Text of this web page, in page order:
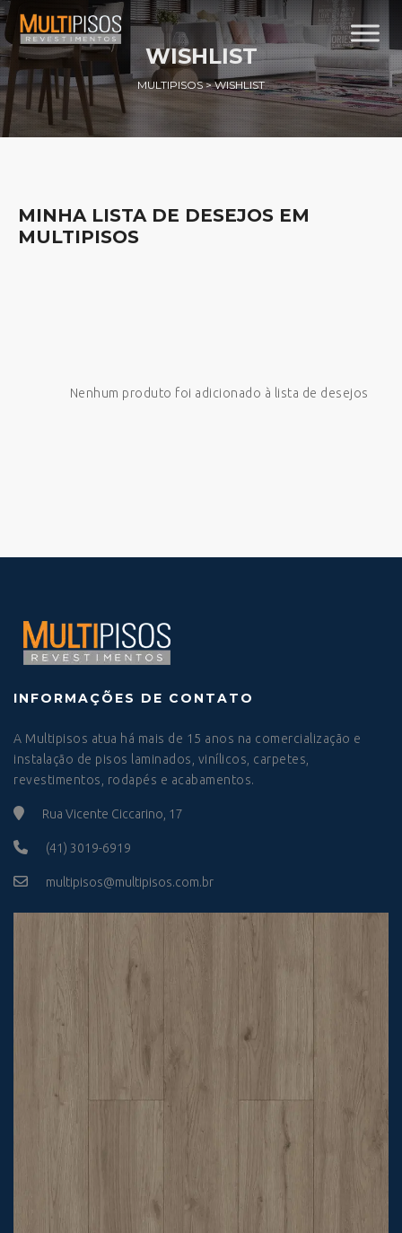
WISHLIST
MULTIPISOS>WISHLIST
MINHA LISTA DE DESEJOS EM
MULTIPISOS
Nenhum produto foi adicionado à lista de desejos
INFORMAÇÕES DE CONTATO
A Multipisos atua há mais de 15 anos na comercialização e
instalação de pisos laminados, vinílicos, carpetes,
revestimentos, rodapés e acabamentos.
Rua Vicente Ciccarino, 17
(41) 3019-6919
multipisos@multipisos.com.br